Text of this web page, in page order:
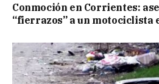
Conmoción en Corrientes:
“fierrazos” a un motociclista